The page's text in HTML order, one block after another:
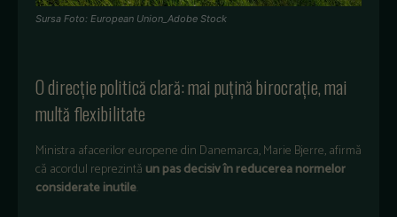
Sursa Foto: European Union_Adobe Stock
O direcție politică clară: mai puțină birocrație, mai
multă flexibilitate
Ministra afacerilor europene din Danemarca, Marie Bjerre, afirmă
că acordul reprezintă un pas decisiv în reducerea normelor
considerate inutile.